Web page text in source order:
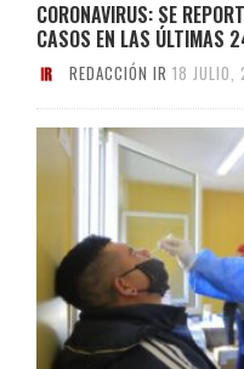
CORONAVIRUS: SE
CASOS EN LAS ÚLTIMAS
REDACCIÓN IR 18 JULIO,